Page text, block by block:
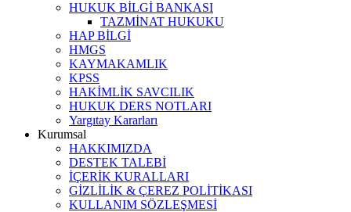
HUKUK BİLGİ BANKASI
TAZMİNAT HUKUKU
HAP BİLGİ
HMGS
KAYMAKAMLIK
KPSS
HAKİMLİK SAVCILIK
HUKUK DERS NOTLARI
Yargıtay Kararları
Kurumsal
HAKKIMIZDA
DESTEK TALEBİ
İÇERİK KURALLARI
GİZLİLİK & ÇEREZ POLİTİKASI
KULLANIM SÖZLEŞMESİ